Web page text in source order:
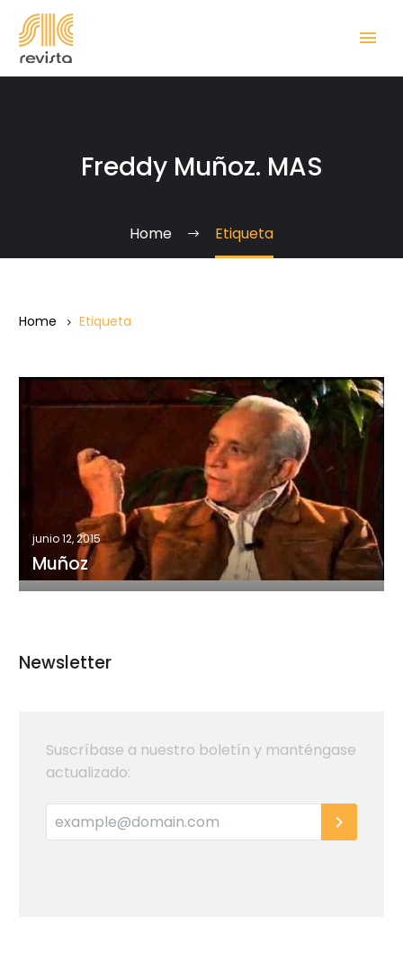
Freddy Muñoz. MAS
Home Etiqueta
Home Etiqueta
Muñoz
junio 12, 2015
Muñoz
Newsletter
Suscríbase a nuestro boletín y manténgase
actualizado: